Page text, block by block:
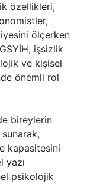
özellikleri,
ölçerken
işsizlik
ve kişisel
önemli rol
bireylerin
kapasitesini
yazı
psikolojik